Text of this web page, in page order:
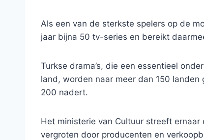
Als een van de sterkste spelers op de
jaar bijna 50 tv-series en bereikt
Turkse drama’s, die een essentieel
land, worden naar meer dan 150
200 nadert.
Het ministerie van Cultuur streeft
vergroten door producenten en